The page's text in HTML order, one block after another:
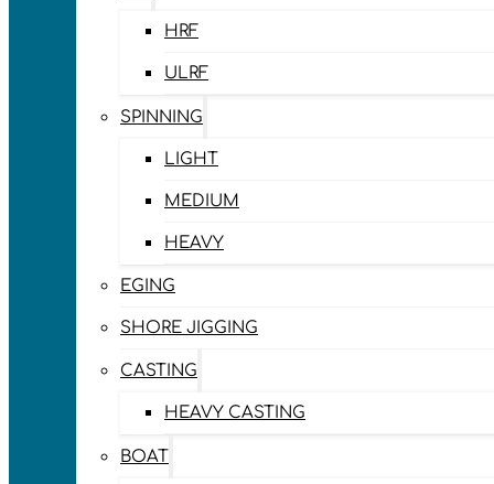
HRF
ULRF
SPINNING
LIGHT
MEDIUM
HEAVY
EGING
SHORE JIGGING
CASTING
HEAVY CASTING
BOAT